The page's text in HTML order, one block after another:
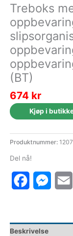
Treboks
(BT)
674 kr
Kjøp i
Produktnummer:
Del nå!
Facebook
Beskrivelse